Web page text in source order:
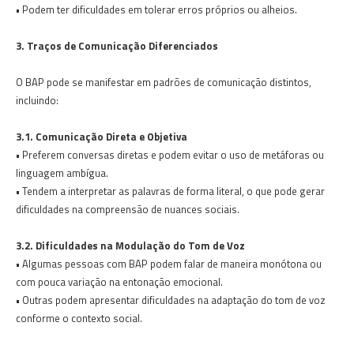
• Podem ter dificuldades em tolerar erros próprios ou alheios.
3. Traços de Comunicação Diferenciados
O BAP pode se manifestar em padrões de comunicação distintos,
incluindo:
3.1. Comunicação Direta e Objetiva
• Preferem conversas diretas e podem evitar o uso de metáforas ou
linguagem ambígua.
• Tendem a interpretar as palavras de forma literal, o que pode gerar
dificuldades na compreensão de nuances sociais.
3.2. Dificuldades na Modulação do Tom de Voz
• Algumas pessoas com BAP podem falar de maneira monótona ou
com pouca variação na entonação emocional.
• Outras podem apresentar dificuldades na adaptação do tom de voz
conforme o contexto social.